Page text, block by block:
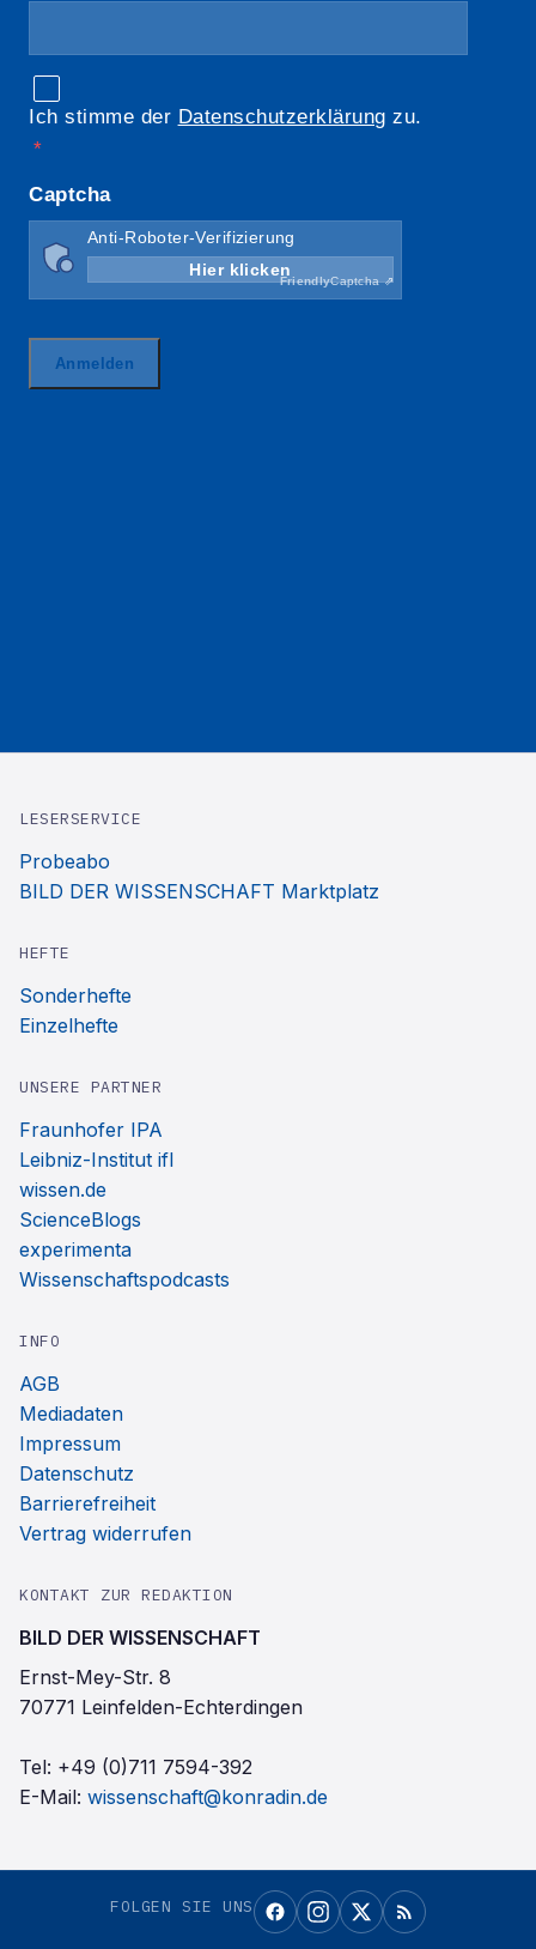
LESERSERVICE
Probeabo
BILD DER WISSENSCHAFT Marktplatz
HEFTE
Sonderhefte
Einzelhefte
UNSERE PARTNER
Fraunhofer IPA
Leibniz-Institut ifl
wissen.de
ScienceBlogs
experimenta
Wissenschaftspodcasts
INFO
AGB
Mediadaten
Impressum
Datenschutz
Barrierefreiheit
Vertrag widerrufen
KONTAKT ZUR REDAKTION
BILD DER WISSENSCHAFT
Ernst-Mey-Str. 8
70771 Leinfelden-Echterdingen
Tel: +49 (0)711 7594-392
E-Mail: wissenschaft@konradin.de
FOLGEN SIE UNS